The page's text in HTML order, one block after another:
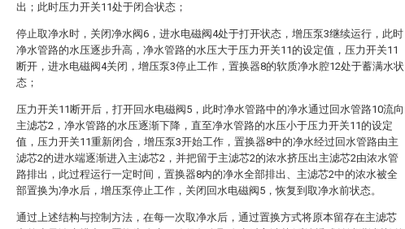
出；此时压力开关11处于闭合状态；
停止取净水时，关闭净水阀6，进水电磁阀4处于打开状态，增压泵3继续运行，此时
净水管路的水压逐步升高，净水管路的水压大于压力开关11的设定值，压力开关11
断开，进水电磁阀4关闭，增压泵3停止工作，置换器8的软质净水腔12处于蓄满水状
态；
压力开关11断开后，打开回水电磁阀5，此时净水管路中的净水通过回水管路10流向
主滤芯2，净水管路的水压逐渐下降，直至净水管路的水压小于压力开关11的设定
值，压力开关11重新闭合，增压泵3开始工作，置换器8中的净水经过回水管路由主
滤芯2的进水端逐渐进入主滤芯2，并把留于主滤芯2的浓水挤压出主滤芯2由浓水管
路排出，此过程运行一定时间，置换器8内的净水全部排出、主滤芯2中的浓水被全
部置换为净水后，增压泵停止工作，关闭回水电磁阀5，恢复到取净水前状态。
通过上述结构与控制方法，在每一次取净水后，通过置换方式将原本留存在主滤芯